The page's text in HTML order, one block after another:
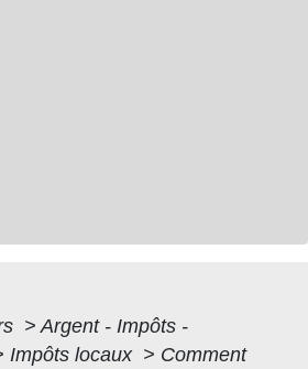
> Argent - Impôts -
Impôts locaux > Comment